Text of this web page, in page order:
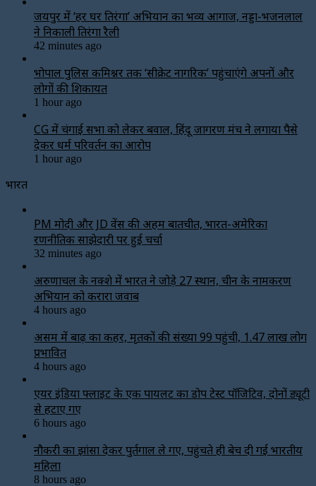
जयपुर में ‘हर घर तिरंगा’ अभियान का भव्य आगाज, नड्डा-भजनलाल
ने निकाली तिरंगा रैली
42 minutes ago
भोपाल पुलिस कमिश्नर तक ‘सीक्रेट नागरिक’ पहुंचाएंगे अपनों और
लोगों की शिकायत
1 hour ago
CG में चंगाई सभा को लेकर बवाल, हिंदू जागरण मंच ने लगाया पैसे
देकर धर्म परिवर्तन का आरोप
1 hour ago
भारत
PM मोदी और JD वेंस की अहम बातचीत, भारत-अमेरिका
रणनीतिक साझेदारी पर हुई चर्चा
32 minutes ago
अरुणाचल के नक्शे में भारत ने जोड़े 27 स्थान, चीन के नामकरण
अभियान को करारा जवाब
4 hours ago
असम में बाढ़ का कहर, मृतकों की संख्या 99 पहुंची, 1.47 लाख लोग
प्रभावित
4 hours ago
एयर इंडिया फ्लाइट के एक पायलट का डोप टेस्ट पॉजिटिव, दोनों ड्यूटी
से हटाए गए
6 hours ago
नौकरी का झांसा देकर पुर्तगाल ले गए, पहुंचते ही बेच दी गई भारतीय
महिला
8 hours ago